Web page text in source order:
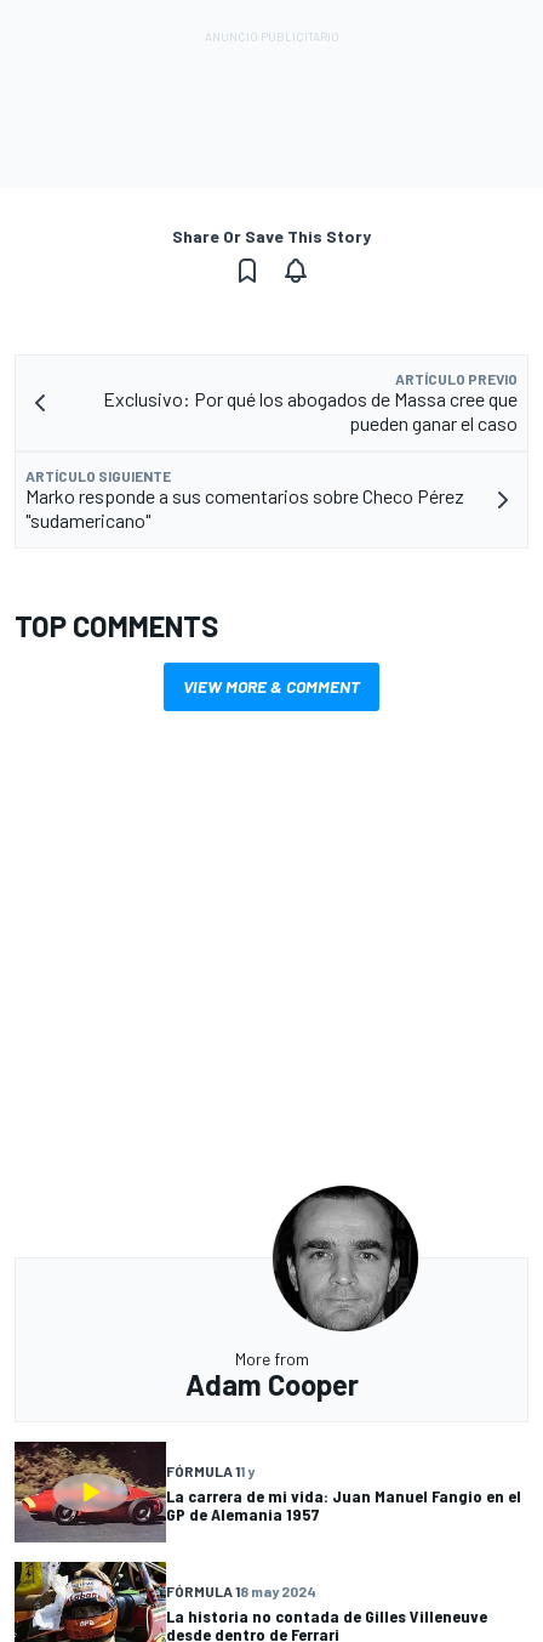
Share Or Save This Story
ARTÍCULO PREVIO
Exclusivo: Por qué los abogados de Massa cree que
pueden ganar el caso
ARTÍCULO SIGUIENTE
Marko responde a sus comentarios sobre Checo Pérez
"sudamericano"
TOP COMMENTS
VIEW MORE & COMMENT
More from
Adam Cooper
FÓRMULA 11 y
La carrera de mi vida: Juan Manuel Fangio en el
GP de Alemania 1957
FÓRMULA 18 may 2024
La historia no contada de Gilles Villeneuve
desde dentro de Ferrari